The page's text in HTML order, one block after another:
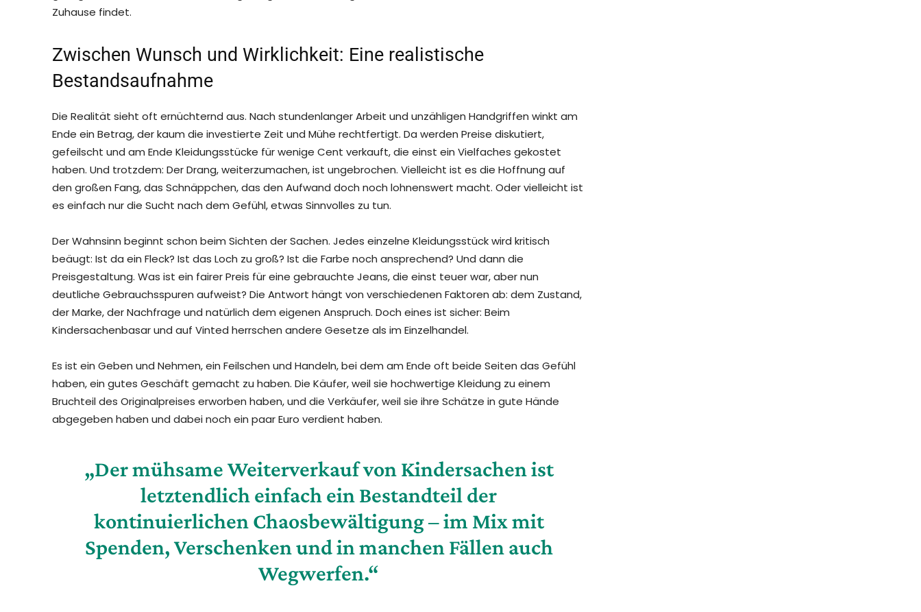
Zuhause findet.
Zwischen Wunsch und Wirklichkeit: Eine realistische
Bestandsaufnahme
Die Realität sieht oft ernüchternd aus. Nach stundenlanger Arbeit und unzähligen Handgriffen winkt am
Ende ein Betrag, der kaum die investierte Zeit und Mühe rechtfertigt. Da werden Preise diskutiert,
gefeilscht und am Ende Kleidungsstücke für wenige Cent verkauft, die einst ein Vielfaches gekostet
haben. Und trotzdem: Der Drang, weiterzumachen, ist ungebrochen. Vielleicht ist es die Hoffnung auf
den großen Fang, das Schnäppchen, das den Aufwand doch noch lohnenswert macht. Oder vielleicht ist
es einfach nur die Sucht nach dem Gefühl, etwas Sinnvolles zu tun.
Der Wahnsinn beginnt schon beim Sichten der Sachen. Jedes einzelne Kleidungsstück wird kritisch
beäugt: Ist da ein Fleck? Ist das Loch zu groß? Ist die Farbe noch ansprechend? Und dann die
Preisgestaltung. Was ist ein fairer Preis für eine gebrauchte Jeans, die einst teuer war, aber nun
deutliche Gebrauchsspuren aufweist? Die Antwort hängt von verschiedenen Faktoren ab: dem Zustand,
der Marke, der Nachfrage und natürlich dem eigenen Anspruch. Doch eines ist sicher: Beim
Kindersachenbasar und auf Vinted herrschen andere Gesetze als im Einzelhandel.
Es ist ein Geben und Nehmen, ein Feilschen und Handeln, bei dem am Ende oft beide Seiten das Gefühl
haben, ein gutes Geschäft gemacht zu haben. Die Käufer, weil sie hochwertige Kleidung zu einem
Bruchteil des Originalpreises erworben haben, und die Verkäufer, weil sie ihre Schätze in gute Hände
abgegeben haben und dabei noch ein paar Euro verdient haben.
„Der mühsame Weiterverkauf von Kindersachen ist
letztendlich einfach ein Bestandteil der
kontinuierlichen Chaosbewältigung – im Mix mit
Spenden, Verschenken und in manchen Fällen auch
Wegwerfen.“